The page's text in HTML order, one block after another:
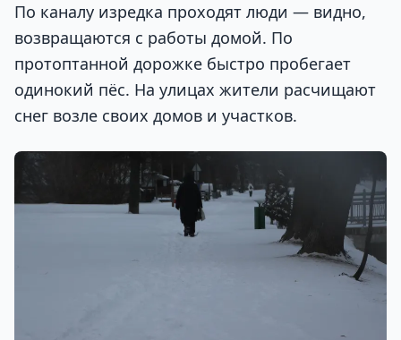
По каналу изредка проходят люди — видно,
возвращаются с работы домой. По
протоптанной дорожке быстро пробегает
одинокий пёс. На улицах жители расчищают
снег возле своих домов и участков.